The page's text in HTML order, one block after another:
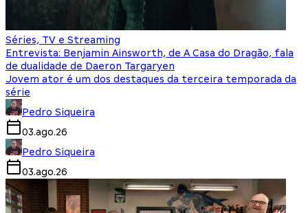
Séries, TV e Streaming
Entrevista: Benjamin Ainsworth, de A Casa do Dragão, fala
de dualidade de Daeron Targaryen
Jovem ator é um dos destaques da terceira temporada da
série
Pedro Siqueira
03.ago.26
Pedro Siqueira
03.ago.26